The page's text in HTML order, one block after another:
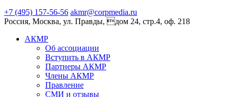
+7 (495) 157-56-56 akmr@corpmedia.ru
Россия, Москва, ул. Правды, дом 24, стр.4, оф. 218
АКМР
Об ассоциации
Вступить в АКМР
Партнеры АКМР
Члены АКМР
Правление
СМИ и отзывы